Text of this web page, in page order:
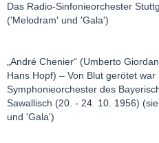
Das Radio-Sinfonieorchester
('Melodram' und 'Gala')
„André Chenier“ (Umberto
Hans Hopf) – Von Blut gerötet
Symphonieorchester des
Sawallisch (20. - 24. 10. 1956)
und 'Gala')